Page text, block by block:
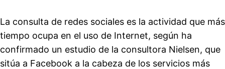
La consulta de redes sociales es la actividad que más
tiempo ocupa en el uso de Internet, según ha
confirmado un estudio de la consultora Nielsen, que
sitúa a Facebook a la cabeza de los servicios más